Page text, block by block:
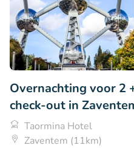
Overnachting voor 2
check-out in
Taormina Hotel
Zaventem (11km)